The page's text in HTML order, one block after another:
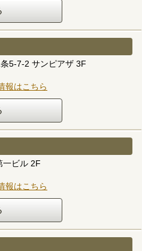
5-7-2 サンピアザ 3F
報はこちら
一ビル 2F
報はこちら